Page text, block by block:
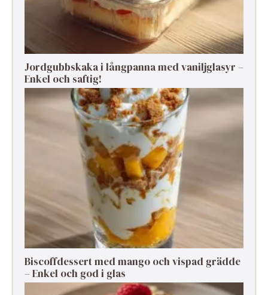
Jordgubbskaka i långpanna med vaniljglasyr –
Enkel och saftig!
Biscoffdessert med mango och vispad grädde
– Enkel och god i glas